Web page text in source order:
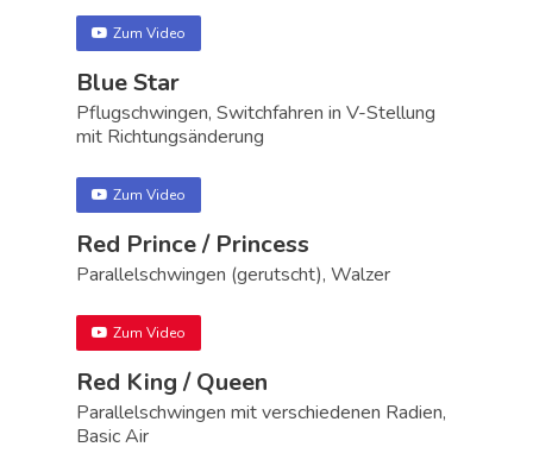
Zum Video
Blue Star
Pflugschwingen, Switchfahren in V-Stellung
mit Richtungsänderung
Zum Video
Red Prince / Princess
Parallelschwingen (gerutscht), Walzer
Zum Video
Red King / Queen
Parallelschwingen mit verschiedenen Radien,
Basic Air